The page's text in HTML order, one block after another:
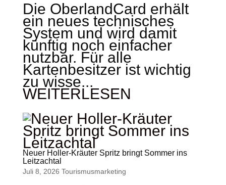
Die OberlandCard erhält
ein neues technisches
System und wird damit
künftig noch einfacher
nutzbar. Für alle
Kartenbesitzer ist wichtig
zu wisse...
WEITERLESEN
Neuer Holler-Kräuter Spritz bringt Sommer ins
Leitzachtal
Juli 8, 2026 Tourismus­marketing